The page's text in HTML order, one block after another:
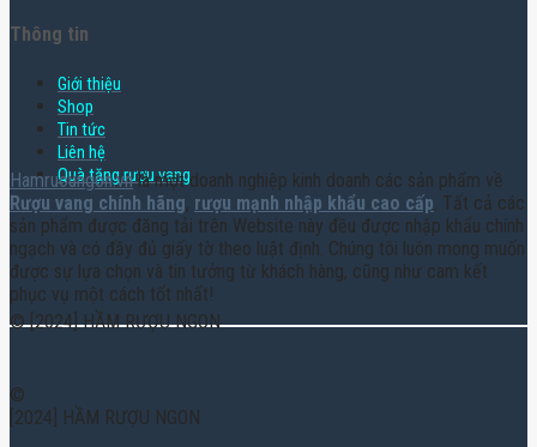
Thông tin
Giới thiệu
Shop
Tin tức
Liên hệ
Quà tặng rượu vang
Hamruoungon.vnlà một doanh nghiệp kinh doanh các sản phẩm về
Rượu vang chính hãng, rượu mạnh nhập khẩu cao cấp . Tất cả các
sản phẩm được đăng tải trên Website này đều được nhập khẩu chính
ngạch và có đầy đủ giấy tờ theo luật định. Chúng tôi luôn mong muốn
được sự lựa chọn và tin tưởng từ khách hàng, cũng như cam kết
phục vụ một cách tốt nhất!
© [2024] HẦM RƯỢU NGON
©
[2024] HẦM RƯỢU NGON